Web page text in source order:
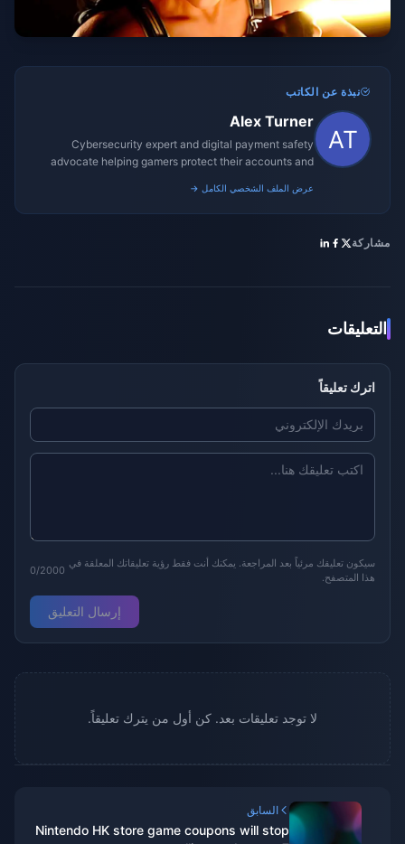
نبذة عن الكاتب
Alex Turner
Cybersecurity expert and digital payment safety
advocate helping gamers protect their accounts and
عرض الملف الشخصي الكامل →
مشاركة
التعليقات
اترك تعليقاً
سيكون تعليقك مرئياً بعد المراجعة. يمكنك أنت فقط رؤية تعليقاتك المعلقة في
هذا المتصفح.
0/2000
إرسال التعليق
لا توجد تعليقات بعد. كن أول من يترك تعليقاً.
السابق
Nintendo HK store game coupons will stop